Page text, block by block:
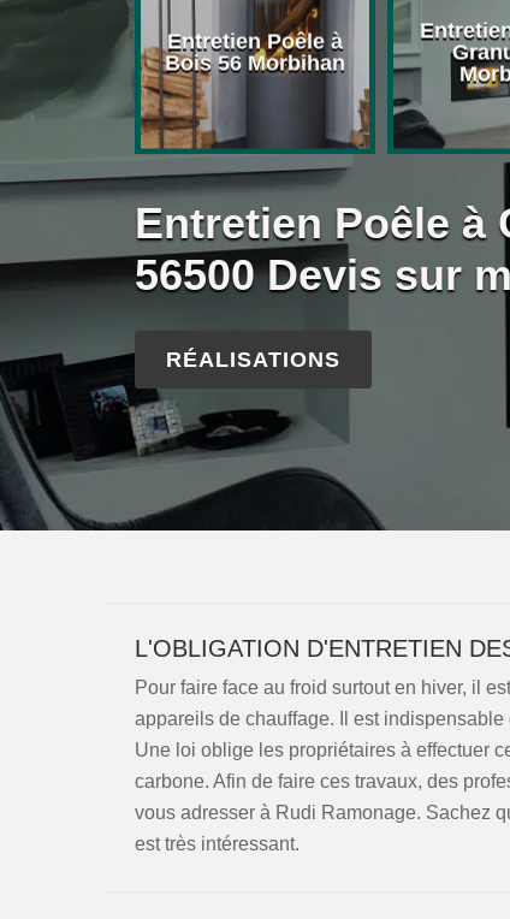
Entretien Poêle à
Bois 56 Morbihan
Entretien Poêle à
56500 Devis sur
RÉALISATIONS
L'OBLIGATION D'ENTRETIEN
Pour faire face au froid surtout en hiver, il
appareils de chauffage. Il est
Une loi oblige les propriétaires à effectuer
carbone. Afin de faire ces travaux, des
vous adresser à Rudi Ramonage. Sachez
est très intéressant.